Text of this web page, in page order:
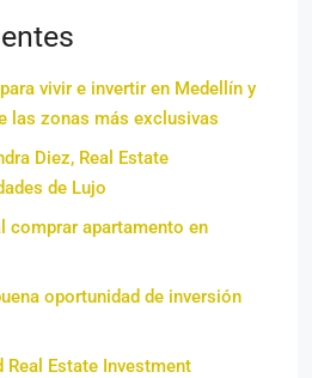
vivir e invertir en Medellín y
las zonas más exclusivas
Diez, Real Estate
de Lujo
comprar apartamento en
oportunidad de inversión
Estate Investment